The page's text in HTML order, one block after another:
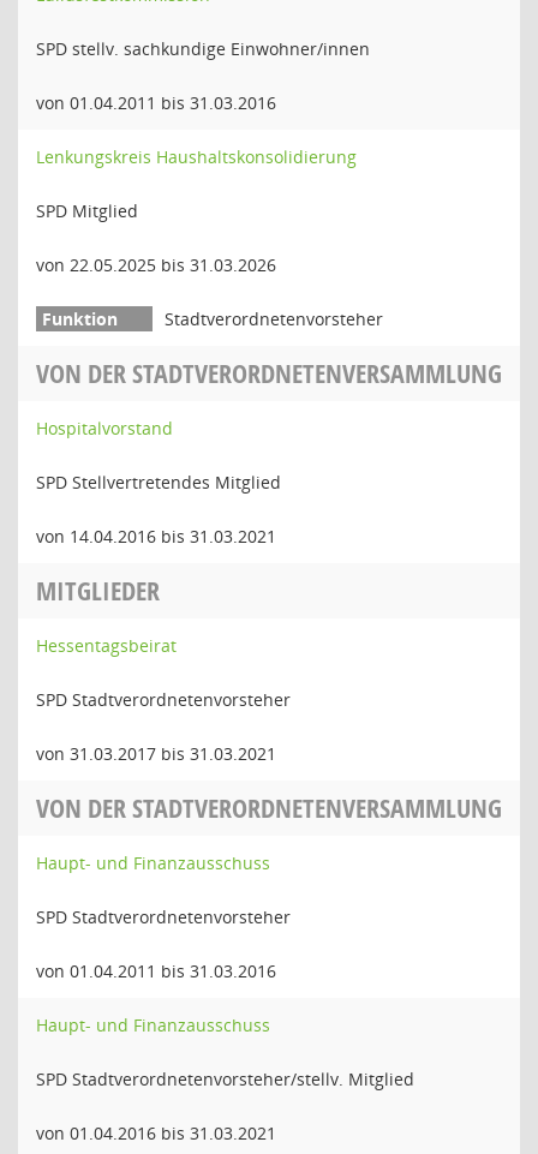
SPD stellv. sachkundige Einwohner/innen
von 01.04.2011 bis 31.03.2016
Lenkungskreis Haushaltskonsolidierung
SPD Mitglied
von 22.05.2025 bis 31.03.2026
Stadtverordnetenvorsteher
VON DER STADTVERORDNETENVERSAMMLUNG
Hospitalvorstand
SPD Stellvertretendes Mitglied
von 14.04.2016 bis 31.03.2021
MITGLIEDER
Hessentagsbeirat
SPD Stadtverordnetenvorsteher
von 31.03.2017 bis 31.03.2021
VON DER STADTVERORDNETENVERSAMMLUNG
Haupt- und Finanzausschuss
SPD Stadtverordnetenvorsteher
von 01.04.2011 bis 31.03.2016
Haupt- und Finanzausschuss
SPD Stadtverordnetenvorsteher/stellv. Mitglied
von 01.04.2016 bis 31.03.2021